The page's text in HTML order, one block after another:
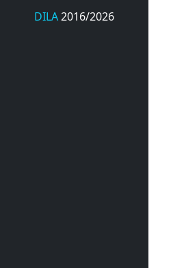
DILA2016/2026